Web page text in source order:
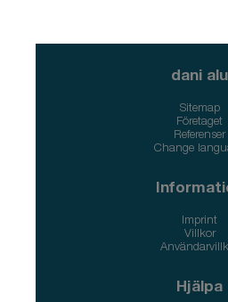
dani alu
Sitemap
Företaget
Referenser
Change
Imprint
Villkor
Hjälpa